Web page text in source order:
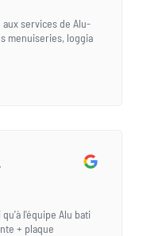
aux services de Alu-
menuiseries, loggia
l'équipe Alu bati
+ plaque